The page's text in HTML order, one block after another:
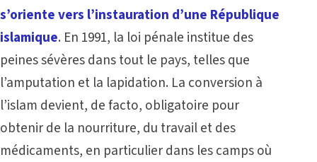
s’oriente vers l’instauration d’une République
islamique. En 1991, la loi pénale institue des
peines sévères dans tout le pays, telles que
l’amputation et la lapidation. La conversion à
l’islam devient, de facto, obligatoire pour
obtenir de la nourriture, du travail et des
médicaments, en particulier dans les camps où